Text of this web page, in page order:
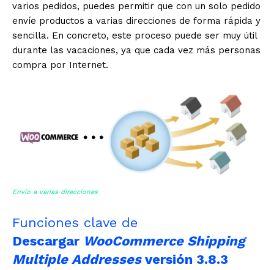
varios pedidos, puedes permitir que con un solo pedido
envíe productos a varias direcciones de forma rápida y
sencilla. En concreto, este proceso puede ser muy útil
durante las vacaciones, ya que cada vez más personas
compra por Internet.
Envío a varias direcciones
Funciones clave de
Descargar WooCommerce Shipping
Multiple Addressesversión 3.8.3